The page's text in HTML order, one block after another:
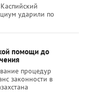
ударили по
помощи до
процедур
законности в